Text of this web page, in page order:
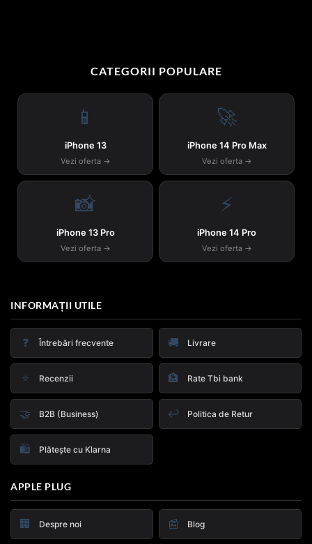
CATEGORII POPULARE
📱
iPhone 13
Vezi oferta →
🚀
iPhone 14 Pro Max
Vezi oferta →
📸
iPhone 13 Pro
Vezi oferta →
⚡
iPhone 14 Pro
Vezi oferta →
INFORMAȚII UTILE
❓ Întrebări frecvente 🚚 Livrare
⭐ Recenzii 🏦 Rate Tbi bank
🤝 B2B (Business) ↩️ Politica de Retur
🛍️ Plătește cu Klarna
APPLE PLUG
🏢 Despre noi 📰 Blog